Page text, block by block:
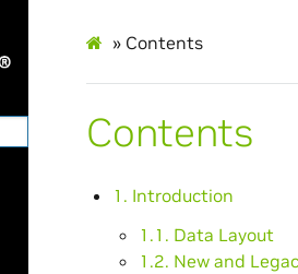
» Contents
Contents
1. Introduction
1.1. Data Layout
1.2. New and